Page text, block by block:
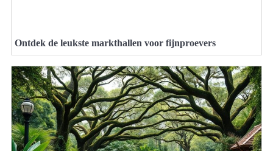
Ontdek de leukste markthallen voor fijnproevers